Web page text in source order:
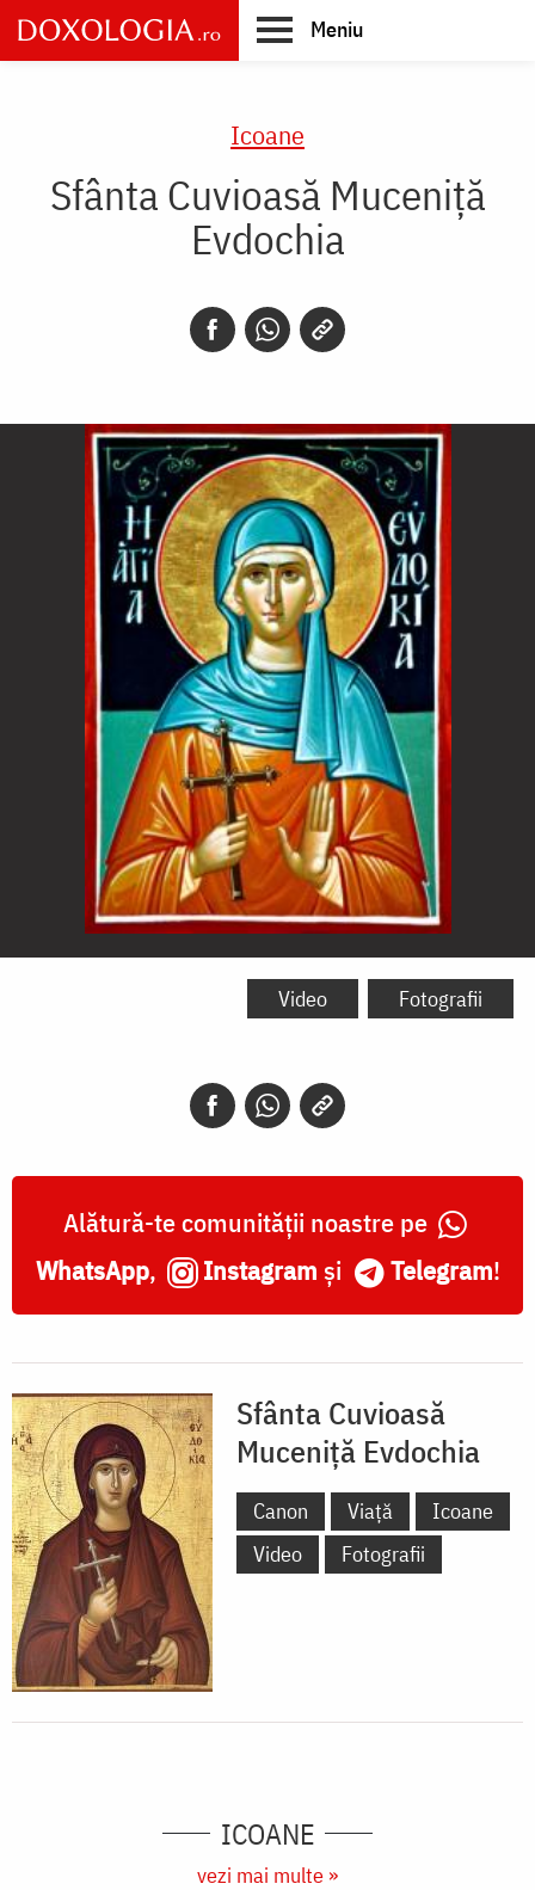
Skip
to
main
Meniu
Icoane
Sfânta Cuvioasă Muceniţă
Evdochia
Sfânta
Video Fotografii
Alătură-te comunității noastre pe
WhatsApp, Instagram și Telegram!
Sfânta Cuvioasă
Muceniță Evdochia
Canon Viață
Icoane
Video
Fotografii
ICOANE
vezi mai multe »